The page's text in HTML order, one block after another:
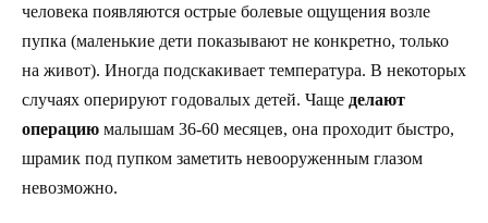
человека появляются острые болевые ощущения возле
пупка (маленькие дети показывают не конкретно, только
на живот). Иногда подскакивает температура. В некоторых
случаях оперируют годовалых детей. Чаще делают
операцию малышам 36-60 месяцев, она проходит быстро,
шрамик под пупком заметить невооруженным глазом
невозможно.